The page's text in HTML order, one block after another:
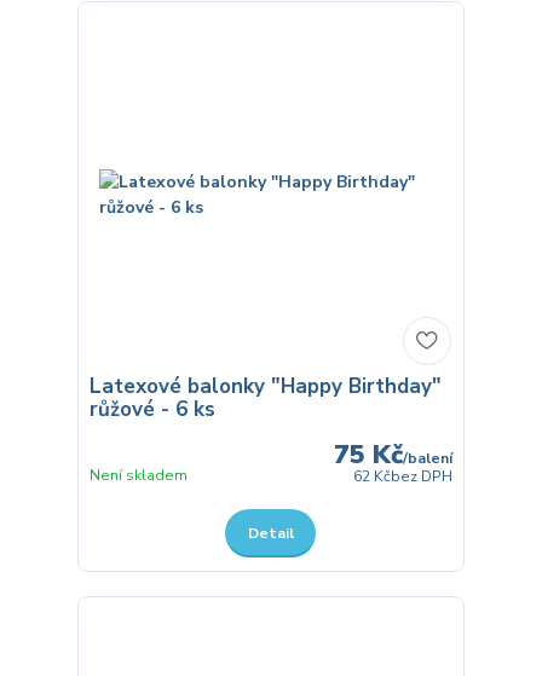
Latexové balonky "Happy Birthday"
růžové - 6 ks
75 Kč/balení
62 Kčbez DPH
Není skladem
Detail